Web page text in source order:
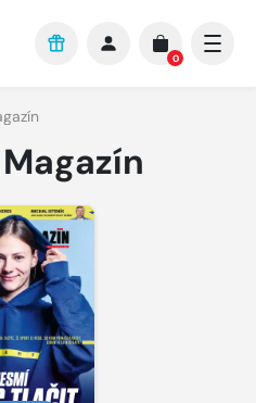
0
Magazín